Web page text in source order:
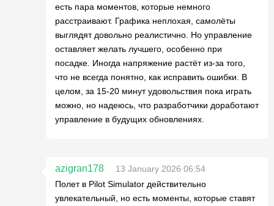
есть пара моментов, которые немного
расстраивают. Графика неплохая, самолёты
выглядят довольно реалистично. Но управление
оставляет желать лучшего, особенно при
посадке. Иногда напряжение растёт из-за того,
что не всегда понятно, как исправить ошибки. В
целом, за 15-20 минут удовольствия пока играть
можно, но надеюсь, что разработчики доработают
управление в будущих обновлениях.
azigran178
13 January 2026 06:54
Полет в Pilot Simulator действительно
увлекательный, но есть моменты, которые ставят